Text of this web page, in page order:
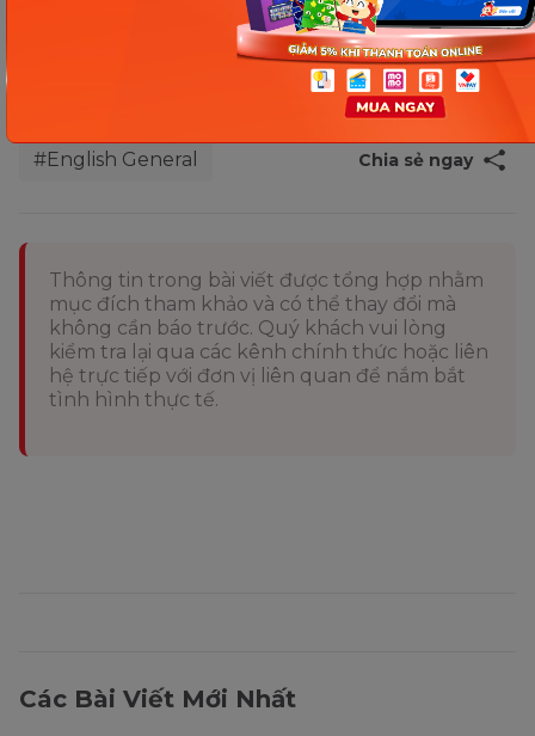
đây, bạn đã mở rộng thêm vốn từ mới hiệu quả.
#English General Chia sẻ ngay
Thông tin trong bài viết được tổng hợp nhằm
mục đích tham khảo và có thể thay đổi mà
không cần báo trước. Quý khách vui lòng
kiểm tra lại qua các kênh chính thức hoặc liên
hệ trực tiếp với đơn vị liên quan để nắm bắt
tình hình thực tế.
Các Bài Viết Mới Nhất